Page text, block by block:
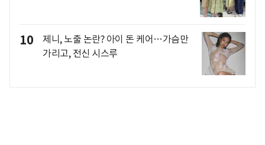
10
제니, 노출 논란? 아이 돈 케어…가슴만
가리고, 전신 시스루